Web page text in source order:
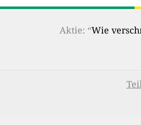
Aktie: “Wie